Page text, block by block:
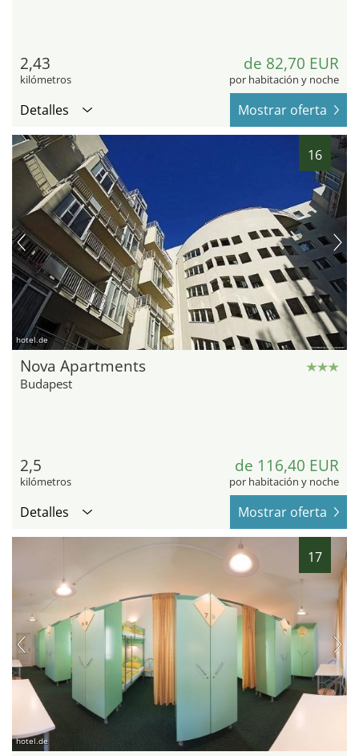
2,43
kilómetros
de 82,70 EUR
por habitación y noche
Detalles Mostrar oferta
16
hotel.de
Nova Apartments
Budapest
2,5
kilómetros
de 116,40 EUR
por habitación y noche
Detalles Mostrar oferta
17
hotel.de